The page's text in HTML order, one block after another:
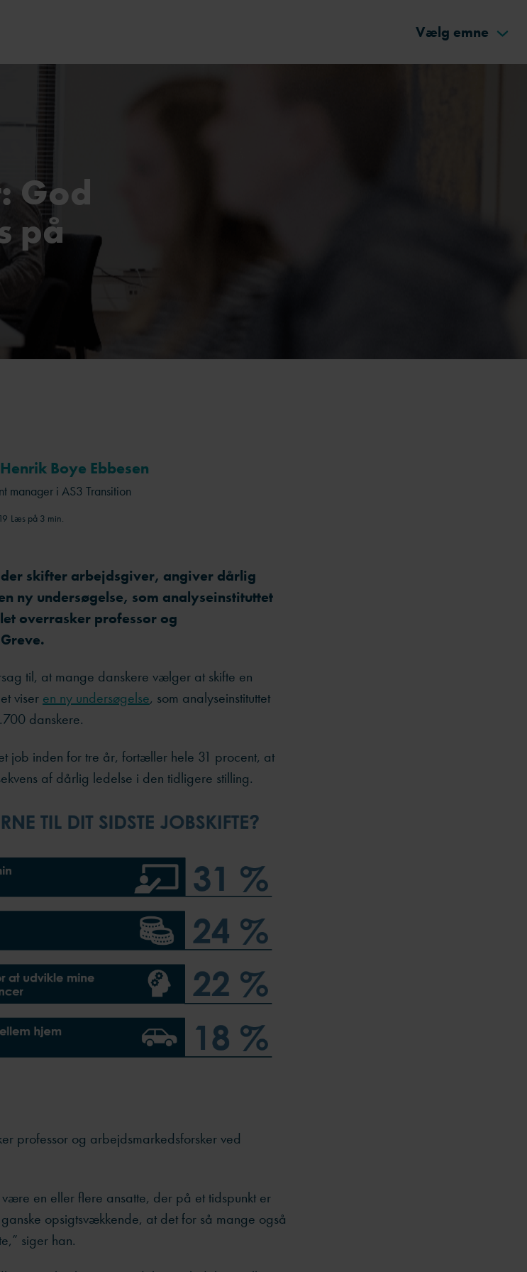
Vælg emne
God
på
Henrik Boye Ebbesen
manager i AS3 Transition
Læs på 3 min.
skifter arbejdsgiver, angiver dårlig
ny undersøgelse, som analyseinstituttet
overrasker professor og
til, at mange danskere vælger at skifte en
viser en ny undersøgelse, som analyseinstituttet
danskere.
job inden for tre år, fortæller hele 31 procent, at
af dårlig ledelse i den tidligere stilling.
professor og arbejdsmarkedsforsker ved
en eller flere ansatte, der på et tidspunkt er
opsigtsvækkende, at det for så mange også
siger han.